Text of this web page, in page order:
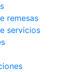
remesas
servicios